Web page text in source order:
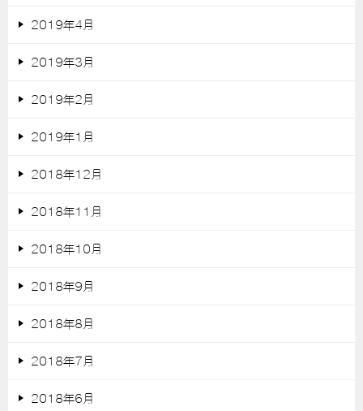
2019年4月
2019年3月
2019年2月
2019年1月
2018年12月
2018年11月
2018年10月
2018年9月
2018年8月
2018年7月
2018年6月